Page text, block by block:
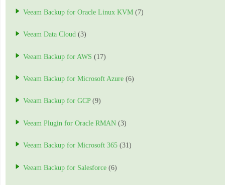
Veeam Backup for Oracle Linux KVM (7)
Veeam Data Cloud (3)
Veeam Backup for AWS (17)
Veeam Backup for Microsoft Azure (6)
Veeam Backup for GCP(9)
Veeam Plugin for Oracle RMAN (3)
Veeam Backup for Microsoft 365 (31)
Veeam Backup for Salesforce (6)